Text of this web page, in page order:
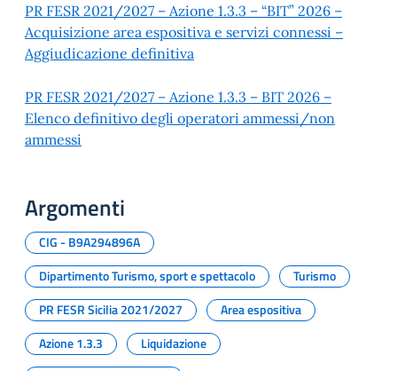
PR FESR 2021/2027 – Azione 1.3.3 – “BIT” 2026 –
Acquisizione area espositiva e servizi connessi –
Aggiudicazione definitiva
PR FESR 2021/2027 – Azione 1.3.3 – BIT 2026 –
Elenco definitivo degli operatori ammessi/non
ammessi
Argomenti
CIG - B9A294896A
Dipartimento Turismo, sport e spettacolo
Turismo
PR FESR Sicilia 2021/2027
Area espositiva
Azione 1.3.3
Liquidazione